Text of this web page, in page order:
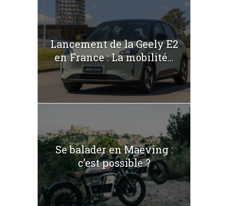
Lancement de la Geely E2
en France : La mobilité...
Se balader en Maeving :
c’est possible ?